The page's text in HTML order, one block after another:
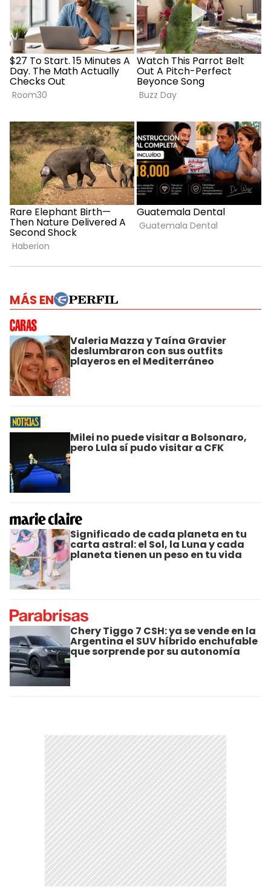
MÁS EN
Valeria Mazza y Taína Gravier
deslumbraron con sus outfits
playeros en el Mediterráneo
Milei no puede visitar a Bolsonaro,
pero Lula sí pudo visitar a CFK
Significado de cada planeta en tu
carta astral: el Sol, la Luna y cada
planeta tienen un peso en tu vida
Chery Tiggo 7 CSH: ya se vende en la
Argentina el SUV híbrido enchufable
que sorprende por su autonomía